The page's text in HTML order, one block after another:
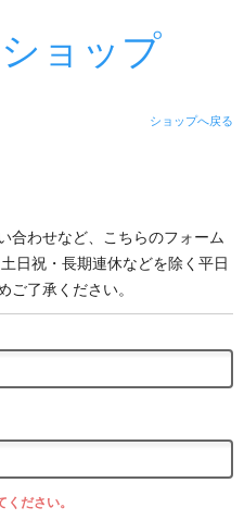
ョップ
ショップへ戻る
合わせなど、こちらのフォーム
日祝・長期連休などを除く平日
ご了承ください。
ださい。